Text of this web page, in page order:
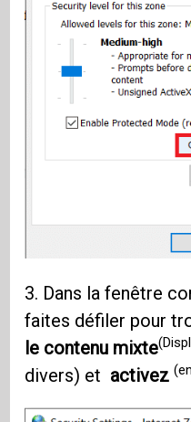
3. Dans la fenêtre
faites défiler pour
le contenu mixte
divers) et activez